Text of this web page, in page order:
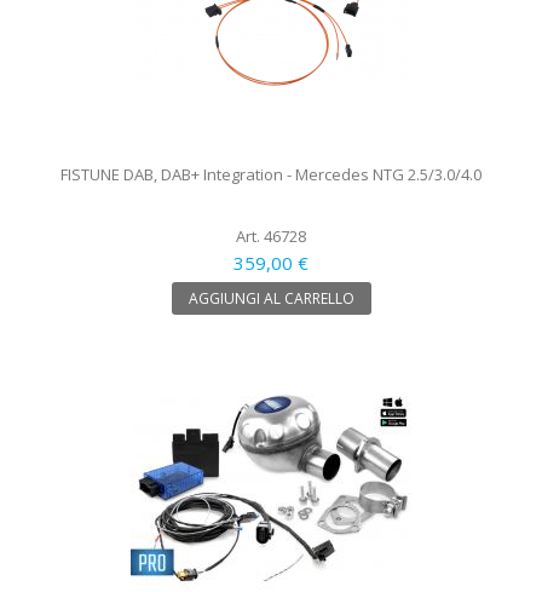
FISTUNE DAB, DAB+ Integration - Mercedes NTG 2.5/3.0/4.0
Art. 46728
359,00 €
AGGIUNGI AL CARRELLO